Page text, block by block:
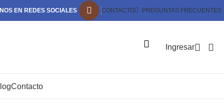
EN REDES SOCIALES CONTACTO PREGUNTAS FRECUENTES
Ingresar
Contacto